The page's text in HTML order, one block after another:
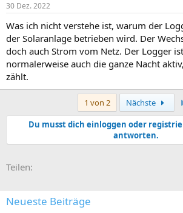
30 Dez. 2022
Was ich nicht verstehe ist, warum der
der Solaranlage betrieben wird. Der
doch auch Strom vom Netz. Der Logger
normalerweise auch die ganze Nacht
zählt.
1 von 2 Nächste
Du musst dich einloggen oder
antworten.
Teilen:
Neueste Beiträge